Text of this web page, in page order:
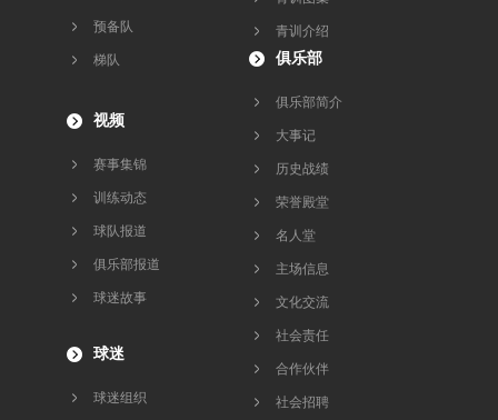
视频
赛事集锦
训练动态
球队报道
俱乐部报道
球迷故事
俱乐部
俱乐部简介
大事记
历史战绩
荣誉殿堂
名人堂
主场信息
文化交流
社会责任
合作伙伴
社会招聘
球迷
球迷组织
预备队
梯队
青训介绍